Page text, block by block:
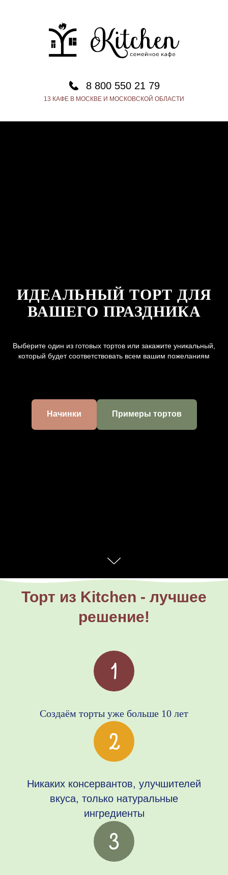
8 800 550 21 79
13 КАФЕ В МОСКВЕ И МОСКОВСКОЙ ОБЛАСТИ
ИДЕАЛЬНЫЙ ТОРТ ДЛЯ
ВАШЕГО ПРАЗДНИКА
Выберите один из готовых тортов или закажите уникальный,
который будет соответствовать всем вашим пожеланиям
Начинки Примеры тортов
Торт из Kitchen - лучшее
решение!
Создаём торты уже больше 10 лет
Никаких консервантов, улучшителей
вкуса, только натуральные
ингредиенты